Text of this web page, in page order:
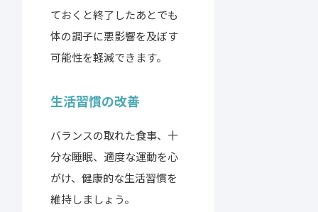
ておくと終了したあとでも
体の調子に悪影響を及ぼす
可能性を軽減できます。
生活習慣の改善
バランスの取れた食事、十
分な睡眠、適度な運動を心
がけ、健康的な生活習慣を
維持しましょう。